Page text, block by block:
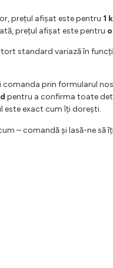
prețul afișat este pentru 1
prețul afișat este pentru
standard variază în
comanda prin formularul
pentru a confirma toate
este exact cum îți dorești.
– comandă și lasă-ne să